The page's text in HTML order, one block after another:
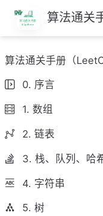
跳
至
主
要
內
容
算法通关
算法通关手册（
0. 序言
1. 数组
2. 链表
3. 栈、队列、哈
4. 字符串
5. 树